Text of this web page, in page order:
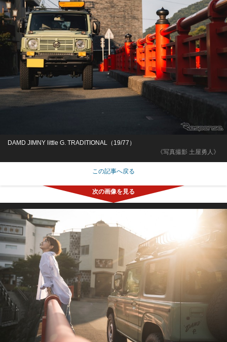
《写真撮影 土屋勇人》
DAMD JIMNY little G. TRADITIONAL（19/77）
この記事へ戻る